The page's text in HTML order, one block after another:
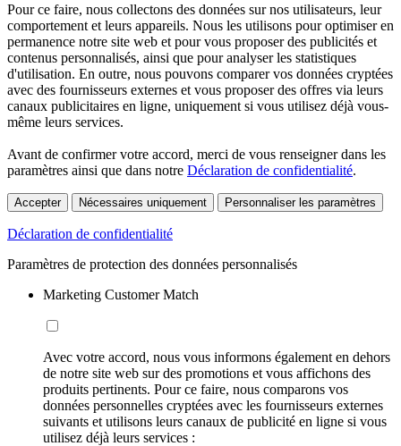
Pour ce faire, nous collectons des données sur nos utilisateurs, leur
comportement et leurs appareils. Nous les utilisons pour optimiser en
permanence notre site web et pour vous proposer des publicités et
contenus personnalisés, ainsi que pour analyser les statistiques
d'utilisation. En outre, nous pouvons comparer vos données cryptées
avec des fournisseurs externes et vous proposer des offres via leurs
canaux publicitaires en ligne, uniquement si vous utilisez déjà vous-
même leurs services.
Avant de confirmer votre accord, merci de vous renseigner dans les
paramètres ainsi que dans notre Déclaration de confidentialité.
Accepter Nécessaires uniquement Personnaliser les paramètres
Déclaration de confidentialité
Paramètres de protection des données personnalisés
Marketing Customer Match
Avec votre accord, nous vous informons également en dehors
de notre site web sur des promotions et vous affichons des
produits pertinents. Pour ce faire, nous comparons vos
données personnelles cryptées avec les fournisseurs externes
suivants et utilisons leurs canaux de publicité en ligne si vous
utilisez déjà leurs services :